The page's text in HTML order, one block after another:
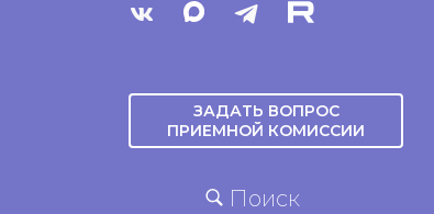
ЗАДАТЬ ВОПРОС
ПРИЕМНОЙ КОМИССИИ
Поиск